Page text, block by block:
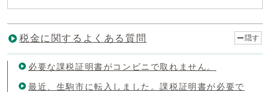
税金に関するよくある質問 隠す
必要な課税証明書がコンビニで取れません。
最近、生駒市に転入しました。課税証明書が必要で